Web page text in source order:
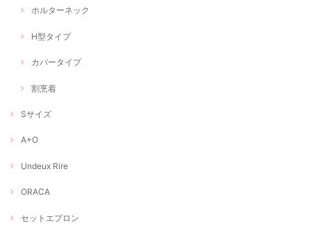
ホルターネック
H型タイプ
カバータイプ
割烹着
Sサイズ
A+O
Undeux Rire
ORACA
セットエプロン